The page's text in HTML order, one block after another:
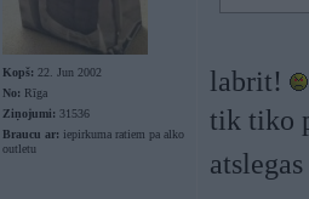
Kopš: 22. Jun 2002
No: Rīga
Ziņojumi: 31536
Braucu ar: iepirkuma ratiem pa alko
outletu
labrit!
tik tiko